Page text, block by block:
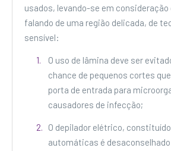
usados, levando-se em
falando de uma região delicada, de
sensível:
O uso de lâmina deve ser
chance de pequenos cortes
porta de entrada para
causadores de infecção;
O depilador elétrico,
automáticas é